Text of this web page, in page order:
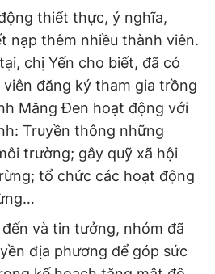
thiết thực, ý nghĩa,
nạp thêm nhiều thành viên.
chị Yến cho biết, đã có
đăng ký tham gia trồng
Măng Đen hoạt động với
Truyền thông những
trường; gây quỹ xã hội
tổ chức các hoạt động
và tin tưởng, nhóm đã
địa phương để góp sức